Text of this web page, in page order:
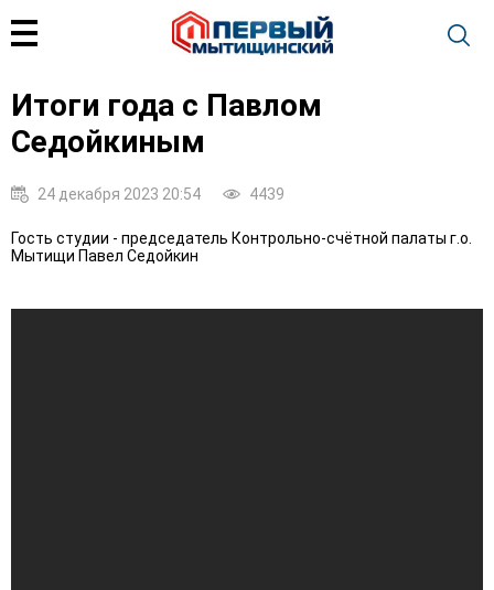
Итоги года с Павлом
Седойкиным
24 декабря 2023 20:54 4439
Гость студии - председатель Контрольно-счётной палаты г.о.
Мытищи Павел Седойкин